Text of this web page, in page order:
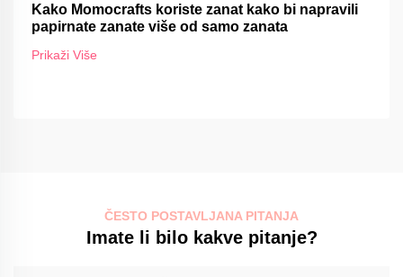
Kako Momocrafts koriste zanat kako bi napravili
papirnate zanate više od samo zanata
Prikaži Više
ČESTO POSTAVLJANA PITANJA
Imate li bilo kakve pitanje?